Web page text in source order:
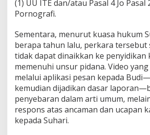
u
b
l
i
k
(1) UU ITE dan/atau Pasal 4 Jo Pasal
Pornografi.
Sementara, menurut kuasa hukum
berapa tahun lalu, perkara tersebut
tidak dapat dinaikkan ke penyidikan
memenuhi unsur pidana. Video
melalui aplikasi pesan kepada
kemudian dijadikan dasar
penyebaran dalam arti umum,
respons atas ancaman dan ucapan
kepada Suhari.